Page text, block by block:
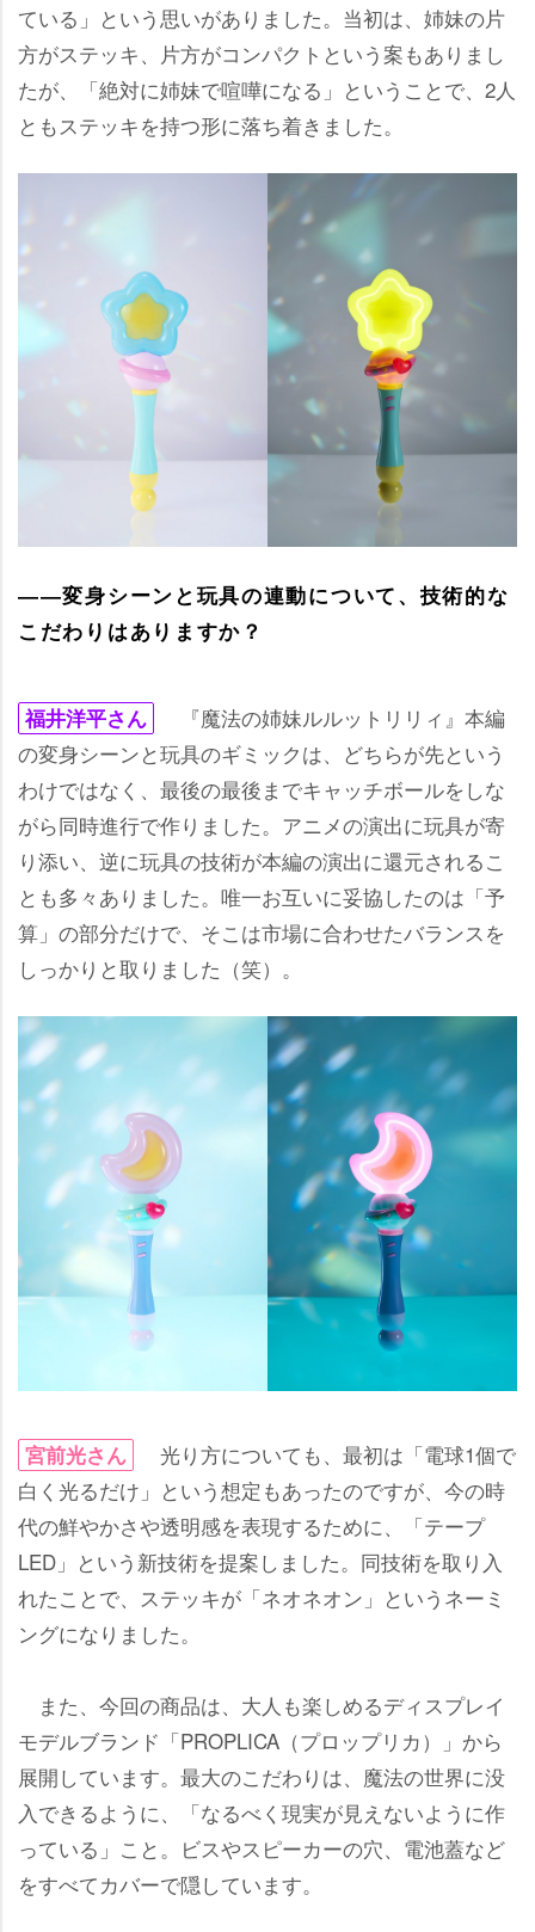
ている」という思いがありました。当初は、姉妹の片
方がステッキ、片方がコンパクトという案もありまし
たが、「絶対に姉妹で喧嘩になる」ということで、2人
ともステッキを持つ形に落ち着きました。
――変身シーンと玩具の連動について、技術的な
こだわりはありますか？
福井洋平さん
『魔法の姉妹ルルットリリィ』本編
の変身シーンと玩具のギミックは、どちらが先という
わけではなく、最後の最後までキャッチボールをしな
がら同時進行で作りました。アニメの演出に玩具が寄
り添い、逆に玩具の技術が本編の演出に還元されるこ
とも多々ありました。唯一お互いに妥協したのは「予
算」の部分だけで、そこは市場に合わせたバランスを
しっかりと取りました（笑）。
宮前光さん
光り方についても、最初は「電球1個で
白く光るだけ」という想定もあったのですが、今の時
代の鮮やかさや透明感を表現するために、「テープ
LED」という新技術を提案しました。同技術を取り入
れたことで、ステッキが「ネオネオン」というネーミ
ングになりました。
また、今回の商品は、大人も楽しめるディスプレイ
モデルブランド「PROPLICA（プロップリカ）」から
展開しています。最大のこだわりは、魔法の世界に没
入できるように、「なるべく現実が見えないように作
っている」こと。ビスやスピーカーの穴、電池蓋など
をすべてカバーで隠しています。